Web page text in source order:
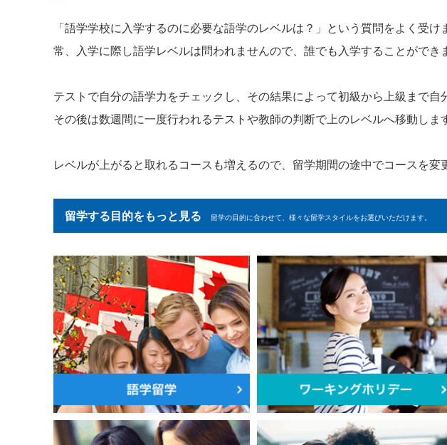
「語学学校に入学するのに必要な語学のレベルは？」という質問をよく受
常、入学に際し語学レベルは問われませんので、誰でも入学することができ
テストで自分の語学力をチェックし、その結果によって初級から上級まで自
その後は数週間に一度行われるテストや教師の判断で上のレベルへ移動しま
レベルが上がると取れるコースも増えるので、留学期間の途中でコースを変
留学する目的をもっと見る 留学の目的に合わせて、様々な留学スタイルをお選びいただけます。